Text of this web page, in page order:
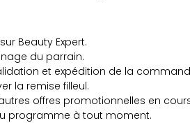
Beauty Expert.
du parrain.
et expédition de la
la remise filleul.
offres promotionnelles en
programme à tout moment.